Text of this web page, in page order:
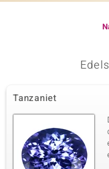
Tanzaniet